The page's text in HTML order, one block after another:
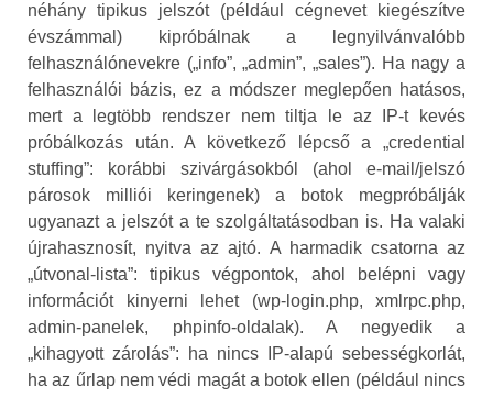
néhány tipikus jelszót (például cégnevet kiegészítve
évszámmal) kipróbálnak a legnyilvánvalóbb
felhasználónevekre („info”, „admin”, „sales”). Ha nagy a
felhasználói bázis, ez a módszer meglepően hatásos,
mert a legtöbb rendszer nem tiltja le az IP‑t kevés
próbálkozás után. A következő lépcső a „credential
stuffing”: korábbi szivárgásokból (ahol e‑mail/jelszó
párosok milliói keringenek) a botok megpróbálják
ugyanazt a jelszót a te szolgáltatásodban is. Ha valaki
újrahasznosít, nyitva az ajtó. A harmadik csatorna az
„útvonal‑lista”: tipikus végpontok, ahol belépni vagy
információt kinyerni lehet (wp-login.php, xmlrpc.php,
admin‑panelek, phpinfo‑oldalak). A negyedik a
„kihagyott zárolás”: ha nincs IP‑alapú sebességkorlát,
ha az űrlap nem védi magát a botok ellen (például nincs